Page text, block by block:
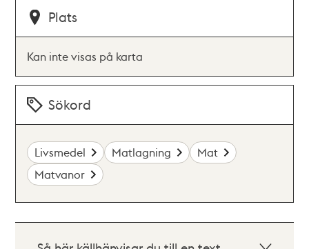
Plats
Kan inte visas på karta
Sökord
Livsmedel Matlagning
Mat
Matvanor